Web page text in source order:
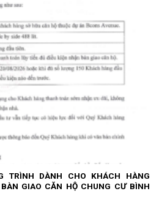
TRÌNH DÀNH CHO KHÁCH HÀNG
GIAO CĂN HỘ CHUNG CƯ BÌNH